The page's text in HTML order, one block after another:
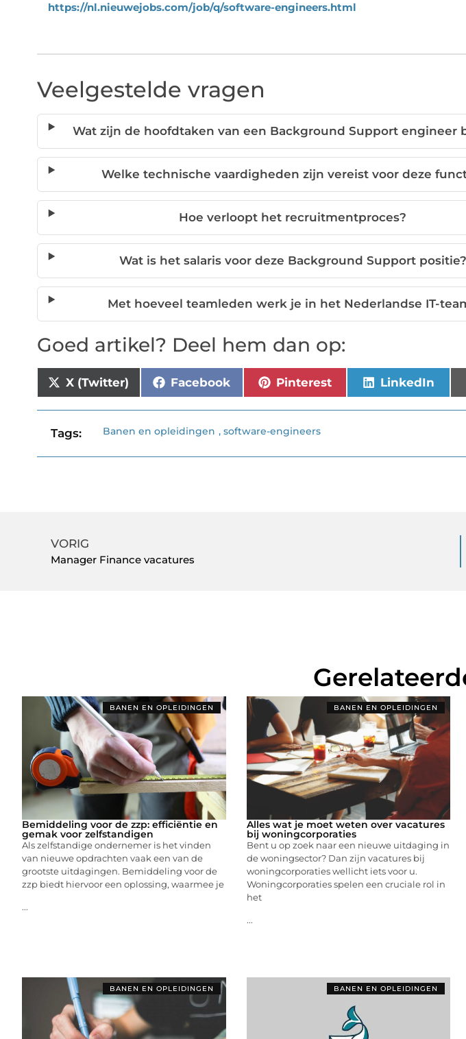
https://nl.nieuwejobs.com/job/q/software-engineers.html
Veelgestelde vragen
Wat zijn de hoofdtaken van een Background Support engineer
Welke technische vaardigheden zijn vereist voor deze
Hoe verloopt het recruitmentproces?
Wat is het salaris voor deze Background Support positie?
Met hoeveel teamleden werk je in het Nederlandse IT-
Goed artikel? Deel hem dan op:
X (Twitter) Facebook Pinterest LinkedIn
Tags: Banen en opleidingen ,software-engineers
VORIG
Manager Finance vacatures
BANEN EN OPLEIDINGEN
Bemiddeling voor de zzp: efficiëntie en
gemak voor zelfstandigen
Als zelfstandige ondernemer is het vinden
van nieuwe opdrachten vaak een van de
grootste uitdagingen. Bemiddeling voor de
zzp biedt hiervoor een oplossing, waarmee je
...
BANEN EN OPLEIDINGEN
Alles wat je moet weten over vacatures
bij woningcorporaties
Bent u op zoek naar een nieuwe uitdaging in
de woningsector? Dan zijn vacatures bij
woningcorporaties wellicht iets voor u.
Woningcorporaties spelen een cruciale rol in
het
...
BANEN EN OPLEIDINGEN BANEN EN OPLEIDINGEN